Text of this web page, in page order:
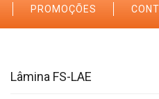
PROMOÇÕES
Lâmina FS-LAE